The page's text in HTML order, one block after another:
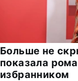
Больше не
показала
избранником